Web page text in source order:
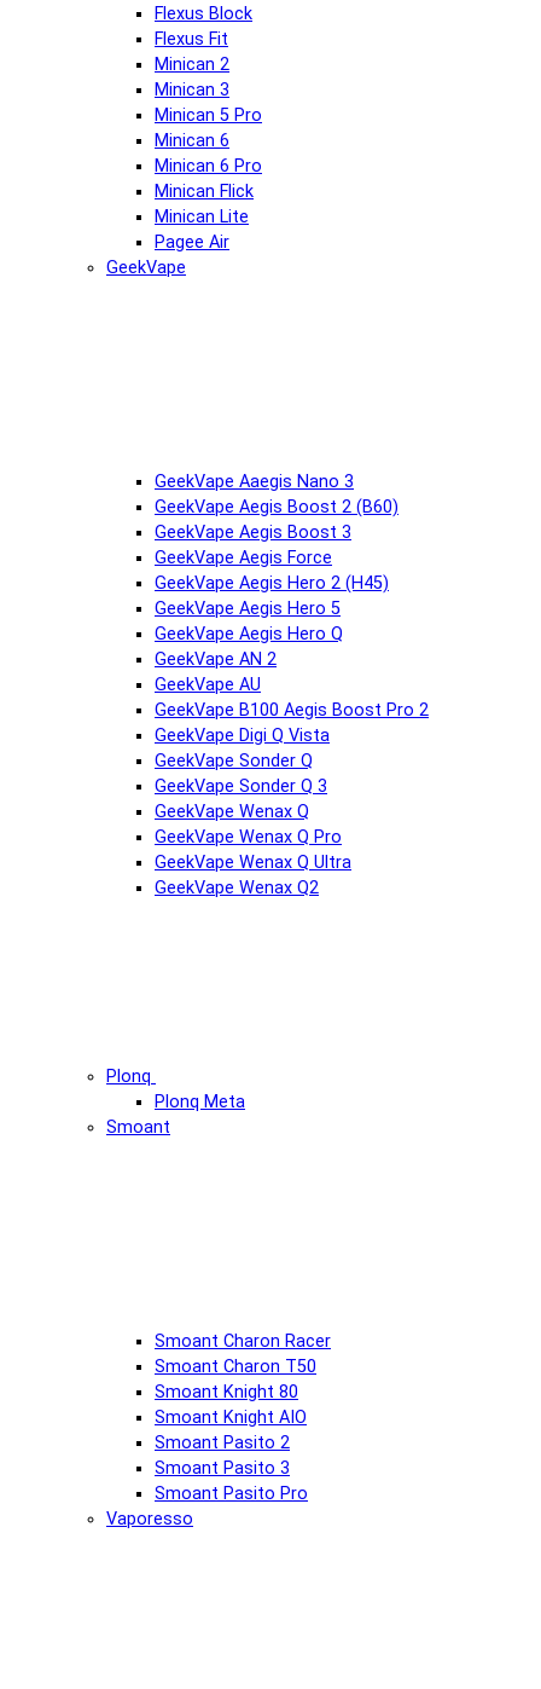
Flexus Block
Flexus Fit
Minican 2
Minican 3
Minican 5 Pro
Minican 6
Minican 6 Pro
Minican Flick
Minican Lite
Pagee Air
GeekVape
GeekVape Aaegis Nano 3
GeekVape Aegis Boost 2 (B60)
GeekVape Aegis Boost 3
GeekVape Aegis Force
GeekVape Aegis Hero 2 (H45)
GeekVape Aegis Hero 5
GeekVape Aegis Hero Q
GeekVape AN 2
GeekVape AU
GeekVape B100 Aegis Boost Pro 2
GeekVape Digi Q Vista
GeekVape Sonder Q
GeekVape Sonder Q 3
GeekVape Wenax Q
GeekVape Wenax Q Pro
GeekVape Wenax Q Ultra
GeekVape Wenax Q2
Plonq
Plonq Meta
Smoant
Smoant Charon Racer
Smoant Charon T50
Smoant Knight 80
Smoant Knight AIO
Smoant Pasito 2
Smoant Pasito 3
Smoant Pasito Pro
Vaporesso